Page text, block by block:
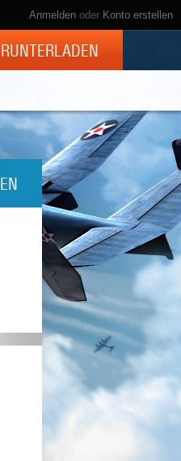
Anmelden oder Konto erstellen